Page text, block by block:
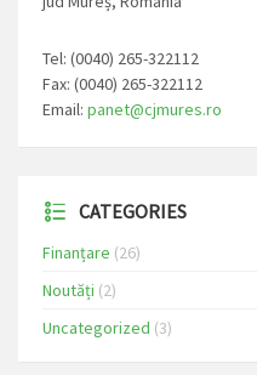
Tel: (0040) 265-322112
Fax: (0040) 265-322112
Email: panet@cjmures.ro
CATEGORIES
Finanțare (26)
Noutăți (2)
Uncategorized (3)